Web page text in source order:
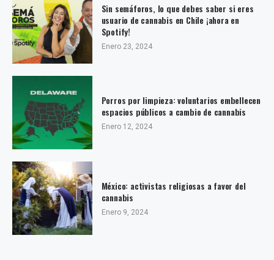
Sin semáforos, lo que debes saber si eres
usuario de cannabis en Chile ¡ahora en
Spotify!
Enero 23, 2024
Porros por limpieza: voluntarios embellecen
espacios públicos a cambio de cannabis
Enero 12, 2024
México: activistas religiosas a favor del
cannabis
Enero 9, 2024